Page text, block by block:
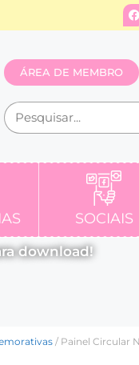
ÁREA DE MEMBRO
SOCIAIS
download!
/ Painel Circular